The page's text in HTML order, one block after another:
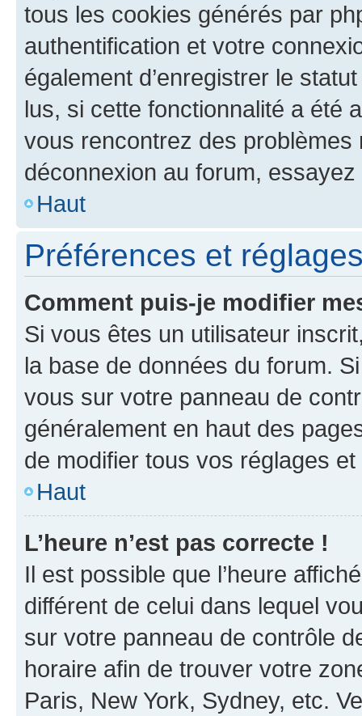
tous les cookies générés par
authentification et votre
également d’enregistrer le
lus, si cette fonctionnalité a été
vous rencontrez des
déconnexion au forum,
Haut
Préférences et
Comment puis-je modifier
Si vous êtes un utilisateur
la base de données du forum.
vous sur votre panneau de
généralement en haut des
de modifier tous vos réglages
Haut
L’heure n’est pas correcte !
Il est possible que l’heure
différent de celui dans lequel
sur votre panneau de contrôle
horaire afin de trouver votre
Paris, New York, Sydney, etc.